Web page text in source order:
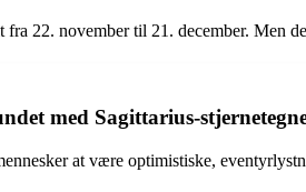
22. november til 21. december. Men
med Sagittarius-
at være optimistiske,